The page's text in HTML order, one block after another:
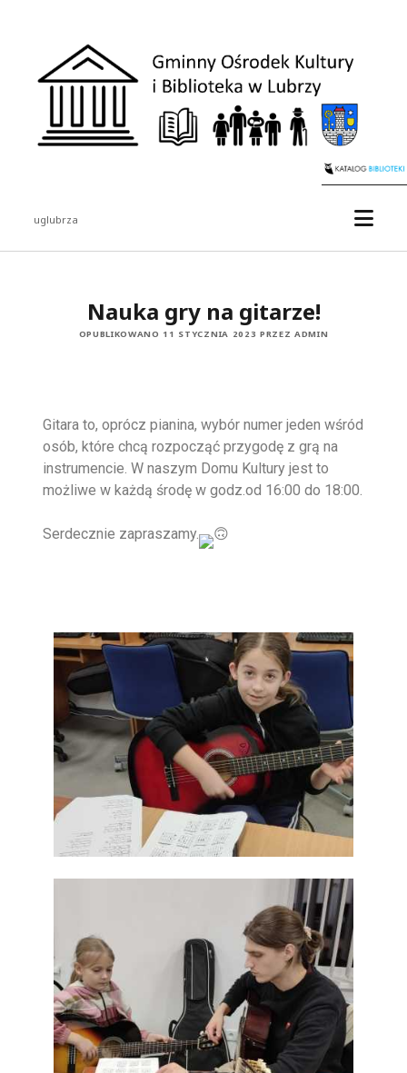
uglubrza
Nauka gry na gitarze!
OPUBLIKOWANO 11 STYCZNIA 2023 PRZEZ ADMIN
Gitara to, oprócz pianina, wybór numer jeden wśród
osób, które chcą rozpocząć przygodę z grą na
instrumencie. W naszym Domu Kultury jest to
możliwe w każdą środę w godz.od 16:00 do 18:00.
Serdecznie zapraszamy.